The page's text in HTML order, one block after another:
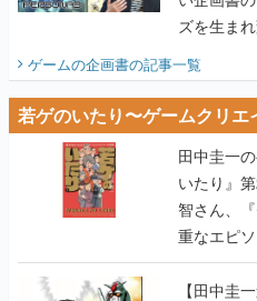
若ゲのいたり〜ゲームクリエ
田中圭一
いたり』
智さん、
重なエピ
【田中圭一
の絆 編】
ズを満た
ゲームク